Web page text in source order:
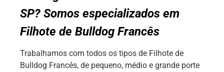
SP? Somos especializados em
Filhote de Bulldog Francês
Trabalhamos com todos os tipos de Filhote de
Bulldog Francês, de pequeno, médio e grande porte